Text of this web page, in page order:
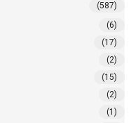
(587)
(6)
(17)
(2)
(15)
(2)
(1)